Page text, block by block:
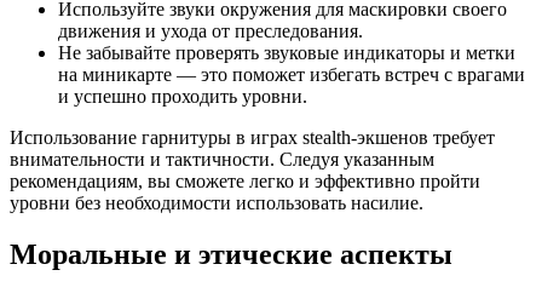
Используйте звуки окружения для маскировки своего
движения и ухода от преследования.
Не забывайте проверять звуковые индикаторы и метки
на миникарте — это поможет избегать встреч с врагами
и успешно проходить уровни.
Использование гарнитуры в играх stealth-экшенов требует
внимательности и тактичности. Следуя указанным
рекомендациям, вы сможете легко и эффективно пройти
уровни без необходимости использовать насилие.
Моральные и этические аспекты